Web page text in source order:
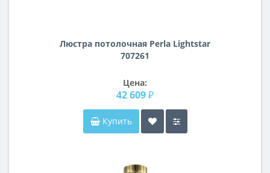
Люстра потолочная Perla Lightstar
707261
Цена:
42 609 ₽
Купить